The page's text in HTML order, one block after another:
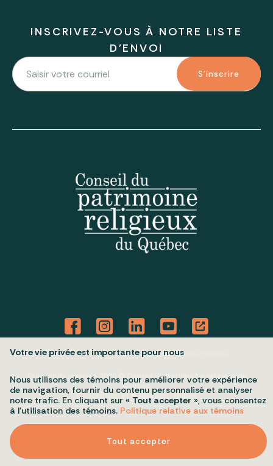
INSCRIVEZ-VOUS À NOTRE LISTE
D'ENVOI
S'inscrire
Politique de confidentialité Mes préférences cookies
Tous droits réservés 2026 © Conseil du patrimoine religieux du
Québec
Conception et réalisation :Nubee
Votre vie privée est importante pour nous
Nous utilisons des témoins pour améliorer votre expérience
de navigation, fournir du contenu personnalisé et analyser
notre trafic. En cliquant sur « Tout accepter », vous consentez
à l’utilisation des témoins. Politique relative aux témoins
Tout accepter